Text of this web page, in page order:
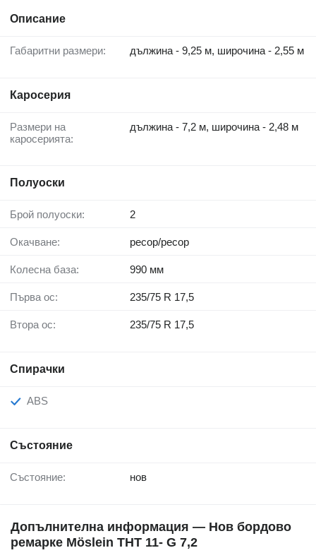
Описание
Габаритни размери: дължина - 9,25 м, широчина - 2,55 м
Каросерия
Размери на
каросерията:
дължина - 7,2 м, широчина - 2,48 м
Полуоски
Брой полуоски: 2
Окачване: ресор/ресор
Колесна база: 990 мм
Първа ос: 235/75 R 17,5
Втора ос: 235/75 R 17,5
Спирачки
ABS
Състояние
Състояние: нов
Допълнителна информация — Нов бордово
ремарке Möslein THT 11- G 7,2